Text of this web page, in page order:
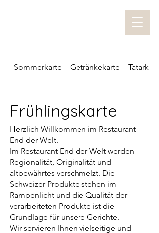
Sommerkarte Getränkekarte Tatarkarte
Frühlingskarte
Herzlich Willkommen im Restaurant
End der Welt.
Im Restaurant End der Welt werden
Regionalität, Originalität und
altbewährtes verschmelzt. Die
Schweizer Produkte stehen im
Rampenlicht und die Qualität der
verarbeiteten Produkte ist die
Grundlage für unsere Gerichte.
Wir servieren Ihnen vielseitige und